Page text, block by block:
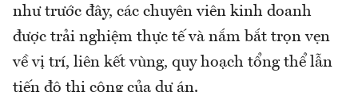
như trước đây, các chuyên viên kinh doanh
được trải nghiệm thực tế và nắm bắt trọn vẹn
về vị trí, liên kết vùng, quy hoạch tổng thể lẫn
tiến độ thi công của dự án.